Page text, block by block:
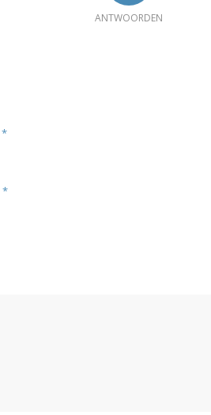
ANTWOORDEN
*
*